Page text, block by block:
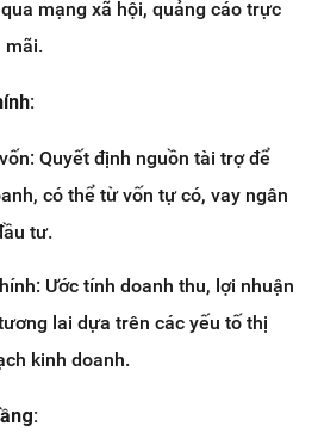
mạng xã hội, quảng cáo trực
mãi.
Quyết định nguồn tài trợ để
có thể từ vốn tự có, vay ngân
tư.
Ước tính doanh thu, lợi nhuận
lai dựa trên các yếu tố thị
kinh doanh.